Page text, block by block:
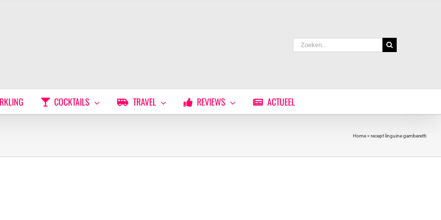
Zoeken
naar:
COCKTAILS TRAVEL REVIEWS ACTUEEL
Home» recept linguine gamberetti